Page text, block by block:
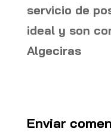
servicio de
ideal y son
Algeciras
Enviar